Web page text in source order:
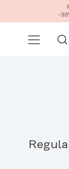
Przejdź do
-